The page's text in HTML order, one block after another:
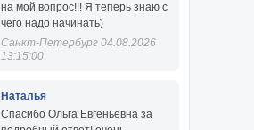
на мой вопрос!!! Я теперь знаю с
чего надо начинать)
Санкт-Петербург 04.08.2026
13:15:00
Наталья
Спасибо Ольга Евгеньевна за